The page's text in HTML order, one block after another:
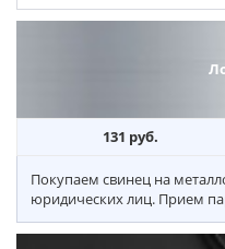
131 руб.
Покупаем свинец на
юридических лиц. Прием